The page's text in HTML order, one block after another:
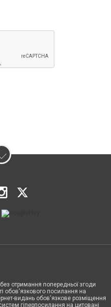
отримання попередньої згоди
обов'язкового посилання на
видань обов'язкове розміщення
гіперпосилання на цитовані